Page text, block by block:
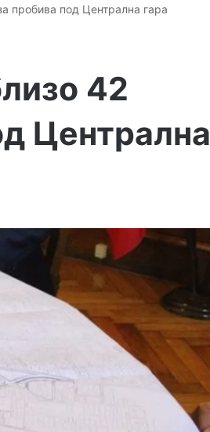
пробива под Централна гара
42
Централна